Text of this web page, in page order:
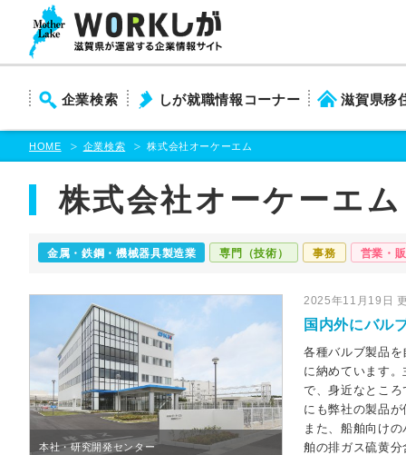
文
ま
で
キ
プ
企業検索 しが就職情報コーナー 滋賀県移
HOME 企業検索 株式会社オーケーエム
株式会社オーケーエム
金属・鉄鋼・機械器具製造業 専門（技術） 事務 営業・
本社・研究開発センター
バルブ製品
2025年11月19日
国内外にバル
各種バルブ製品
に納めています
で、身近なとこ
にも弊社の製品
また、船舶向け
舶の排ガス硫黄